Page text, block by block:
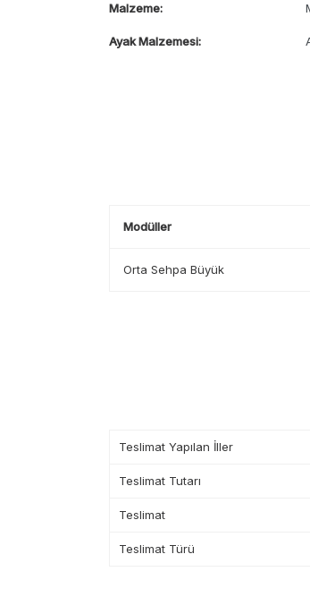
Malzeme:
Ayak Malzemesi:
Modüller
Orta Sehpa Büyük
Teslimat Yapılan İller
Teslimat Tutarı
Teslimat
Teslimat Türü